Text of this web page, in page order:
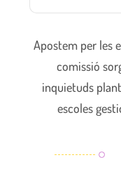
Apostem per les
comissió
inquietuds
escoles